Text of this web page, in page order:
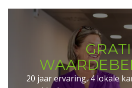
20 jaar ervaring, 4 lokale